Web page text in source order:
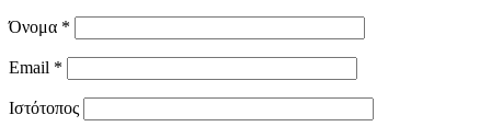
Όνομα *
Email *
Ιστότοπος